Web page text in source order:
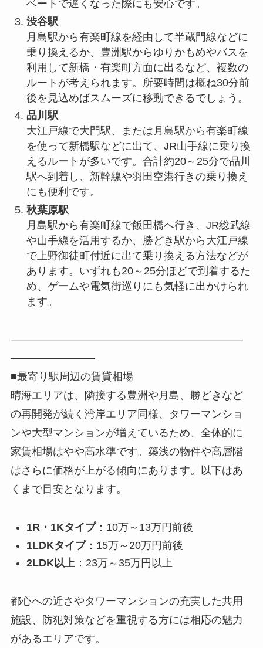
ベートで遅くなった際にも安心です。
渋谷駅
月島駅から有楽町線を経由して半蔵門線などに
乗り換えるか、豊洲駅からゆりかもめやバスを
利用して新橋・有楽町方面に出るなど、複数の
ルートが考えられます。所要時間は概ね30分前
後を見込めばスムーズに移動できるでしょう。
品川駅
大江戸線で大門駅、または月島駅から有楽町線
を使って新橋駅などに出て、JR山手線に乗り換
えるルートが多いです。合計約20～25分で品川
駅へ到着し、新幹線や羽田空港行きの乗り換え
にも便利です。
秋葉原駅
月島駅から有楽町線で飯田橋へ行き、JR総武線
や山手線を活用するか、勝どき駅から大江戸線
で上野御徒町付近に出て乗り換える方法などが
あります。いずれも20～25分ほどで到着するた
め、ゲームや電気街巡りにも気軽に出かけられ
ます。
――――――――――――――――――――――
――――――――
■最寄り駅周辺の賃貸相場
晴海エリアは、隣接する豊洲や月島、勝どきなど
の再開発が続く湾岸エリア同様、タワーマンショ
ンや大型マンションが増えているため、全体的に
家賃相場はやや高水準です。築浅の物件や高層階
はさらに価格が上がる傾向にあります。以下はあ
くまで目安となります。
1R・1Kタイプ：10万～13万円前後
1LDKタイプ：15万～20万円前後
2LDK以上：23万～35万円以上
都心への近さやタワーマンションの充実した共用
施設、防犯対策などを重視する方には相応の魅力
があるエリアです。